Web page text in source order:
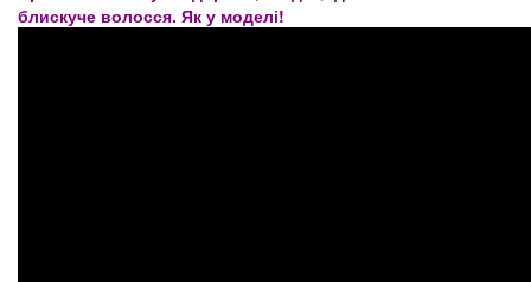
блискуче волосся. Як у моделі!